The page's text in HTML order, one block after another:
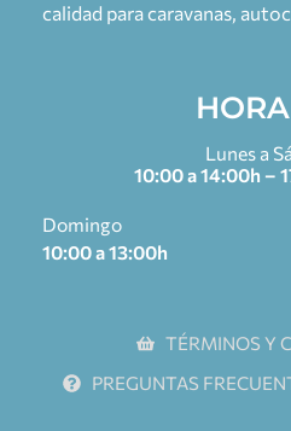
calidad para caravanas,
Lunes a
10:00 a 14:00h –
Domingo
10:00 a 13:00h
TÉRMINOS Y
PREGUNTAS